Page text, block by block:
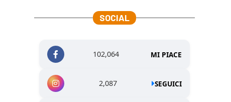
SOCIAL
102,064 MI PIACE
2,087 SEGUICI